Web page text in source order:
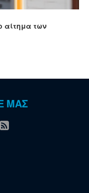
αίτημα των
ΜΑΣ